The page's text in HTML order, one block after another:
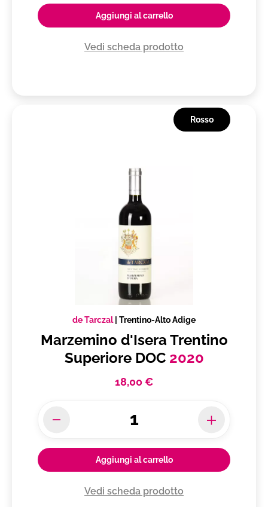
Aggiungi al carrello
Vedi scheda prodotto
Rosso
de Tarczal| Trentino-Alto Adige
Marzemino d'Isera Trentino
Superiore DOC 2020
18,00 €
Aggiungi al carrello
Vedi scheda prodotto